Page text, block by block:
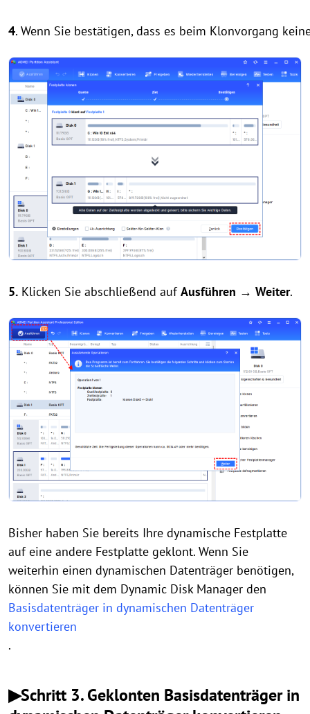
4. Wenn Sie bestätigen, dass es beim Klonvorgang
5. Klicken Sie abschließend aufAusführen → Weiter.
Bisher haben Sie bereits Ihre dynamische Festplatte
auf eine andere Festplatte geklont. Wenn Sie
weiterhin einen dynamischen Datenträger benötigen,
können Sie mit dem Dynamic Disk Manager den
Basisdatenträger in dynamischen Datenträger
konvertieren
.
▶Schritt 3. Geklonten Basisdatenträger in